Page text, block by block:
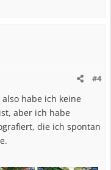
#4
habe ich keine
aber ich habe
die ich spontan